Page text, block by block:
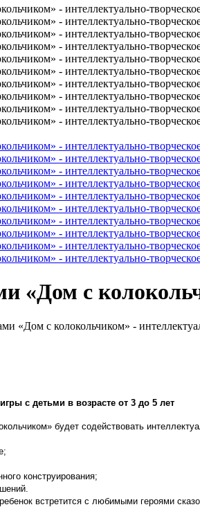
«Дом с
«Дом с колокольчиком» -
с детьми в возрасте от 3 до 5 лет
будет содействовать
конструирования;
встретится с любимыми героями